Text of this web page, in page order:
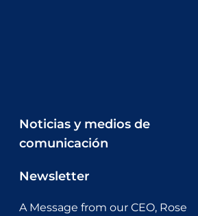
Noticias y medios de
comunicación
Newsletter
A Message from our CEO, Rose